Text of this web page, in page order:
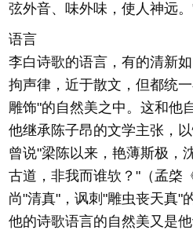
弦外音、味外味，使人神远
语言
李白诗歌的语言，有的清新
拘声律，近于散文，但都统
雕饰"的自然美之中。这和他
他继承陈子昂的文学主张，
曾说"梁陈以来，艳薄斯极，
古道，非我而谁欤？"（孟棨
尚"清真"，讽刺"雕虫丧天真"
他的诗歌语言的自然美又是